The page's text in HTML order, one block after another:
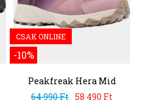
CSAK ONLINE
-10%
Peakfreak Hera Mid
Outdry
64 990 Ft 58 490 Ft